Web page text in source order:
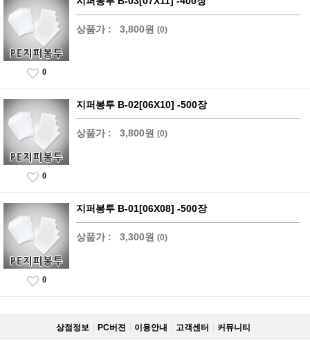
상품가 : 3,800원 (0)
0
지퍼봉투 B-02[06X10] -500장
상품가 : 3,800원 (0)
0
지퍼봉투 B-01[06X08] -500장
상품가 : 3,300원 (0)
0
상점정보 PC버젼 이용안내 고객센터 커뮤니티